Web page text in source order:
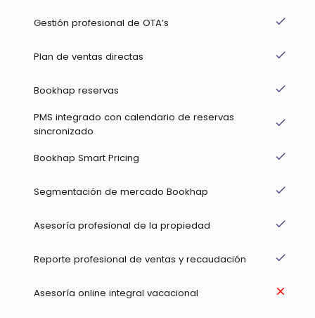
Gestión profesional de OTA’s done
Plan de ventas directas done
Bookhap reservas done
PMS integrado con calendario de reservas
sincronizado
done
Bookhap Smart Pricing done
Segmentación de mercado Bookhap done
Asesoría profesional de la propiedad done
Reporte profesional de ventas y recaudación done
Asesoría online integral vacacional clear